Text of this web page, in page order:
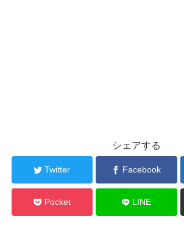
シェアする
Twitter Facebook
Pocket LINE